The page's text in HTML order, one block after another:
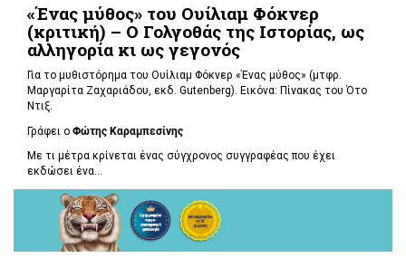
«Ένας μύθος» του Ουίλιαμ Φόκνερ
(κριτική) – Ο Γολγοθάς της Ιστορίας, ως
αλληγορία κι ως γεγονός
Για το μυθιστόρημα του Ουίλιαμ Φόκνερ «Ένας μύθος» (μτφρ.
Μαργαρίτα Ζαχαριάδου, εκδ. Gutenberg). Εικόνα: Πίνακας του Ότο
Ντιξ.
Γράφει ο Φώτης Καραμπεσίνης
Με τι μέτρα κρίνεται ένας σύγχρονος συγγραφέας που έχει
εκδώσει ένα...